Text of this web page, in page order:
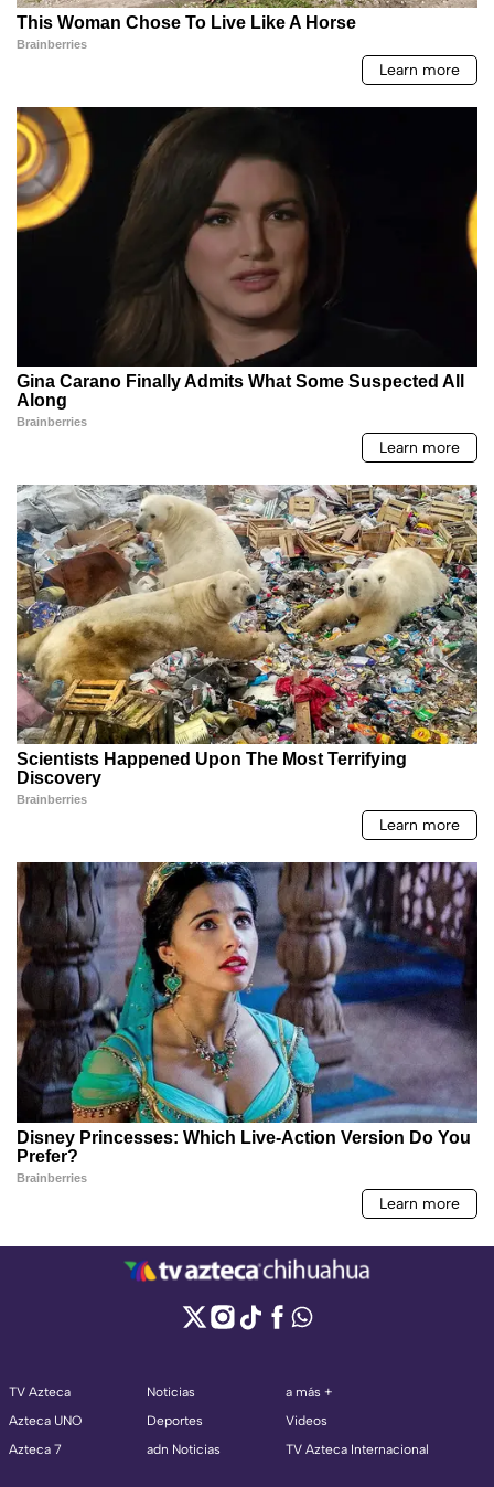
TV Azteca
Azteca UNO
Azteca 7
Noticias
Deportes
adn Noticias
a más +
Videos
TV Azteca Internacional